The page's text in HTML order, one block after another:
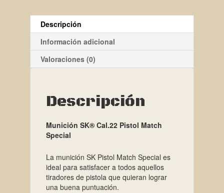
Descripción
Información adicional
Valoraciones (0)
Descripción
Munición SK® Cal.22 Pistol Match
Special
La munición SK Pistol Match Special es
ideal para satisfacer a todos aquellos
tiradores de pistola que quieran lograr
una buena puntuación.